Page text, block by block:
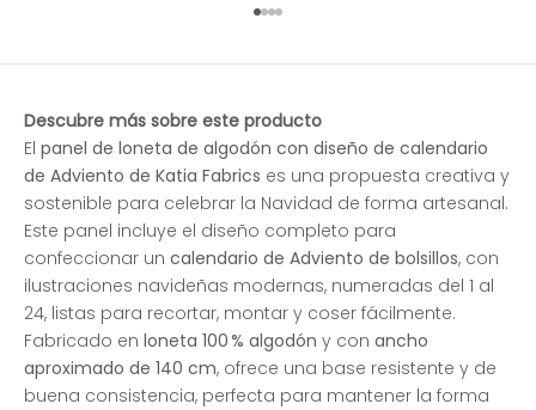
Ir al artículo 1
Ir al artículo 2
Ir al artículo 3
Ir al artículo 4
Descubre más sobre este producto
El panel de loneta de algodón con diseño de calendario
de Adviento de Katia Fabrics es una propuesta creativa y
sostenible para celebrar la Navidad de forma artesanal.
Este panel incluye el diseño completo para
confeccionar un calendario de Adviento de bolsillos, con
ilustraciones navideñas modernas, numeradas del 1 al
24, listas para recortar, montar y coser fácilmente.
Fabricado en loneta 100 % algodón y con ancho
aproximado de 140 cm, ofrece una base resistente y de
buena consistencia, perfecta para mantener la forma